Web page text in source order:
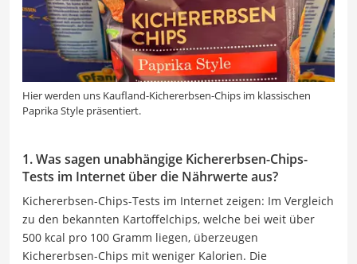
Hier werden uns Kaufland-Kichererbsen-Chips im klassischen
Paprika Style präsentiert.
1. Was sagen unabhängige Kichererbsen-Chips-
Tests im Internet über die Nährwerte aus?
Kichererbsen-Chips-Tests im Internet zeigen: Im Vergleich
zu den bekannten Kartoffelchips, welche bei weit über
500 kcal pro 100 Gramm liegen, überzeugen
Kichererbsen-Chips mit weniger Kalorien. Die